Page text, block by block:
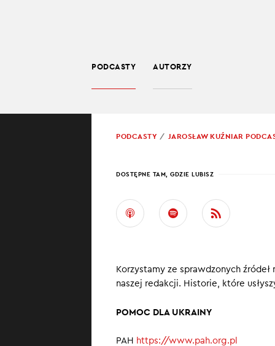
PODCASTY AUTORZY
PROWADZĄCY:
Ukraine in
PODCASTY
JAROSŁAW KUŹNIAR
DOSTĘPNE TAM, GDZIE LUBISZ
Korzystamy ze sprawdzonych
naszej redakcji. Historie, które
POMOC DLA UKRAINY
PAH https://www.pah.org.pl